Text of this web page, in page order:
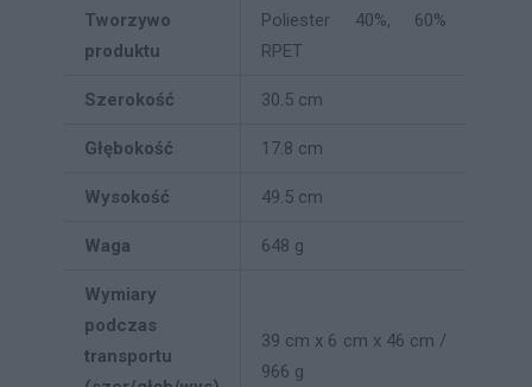
Tworzywo
produktu
Poliester 40%, 60%
RPET
Szerokość 30.5 cm
Głębokość 17.8 cm
Wysokość 49.5 cm
Waga 648 g
Wymiary
podczas
transportu
39 cm x 6 cm x 46 cm /
966 g